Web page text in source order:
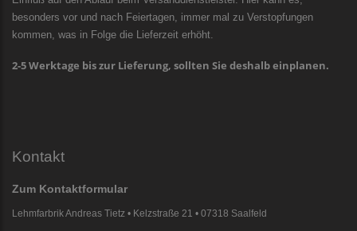
besonders vor und nach Feiertagen, immer mal zu Verstopfungen
kommen, was in Folge die Lieferzeit erhöht.
2-5 Werktage bis zur Lieferung, sollten Sie deshalb einplanen.
Kontakt
Zum Kontaktformular
Lehmfarbrik Andreas Tietz • Kelzstraße 21 • 07318 Saalfeld